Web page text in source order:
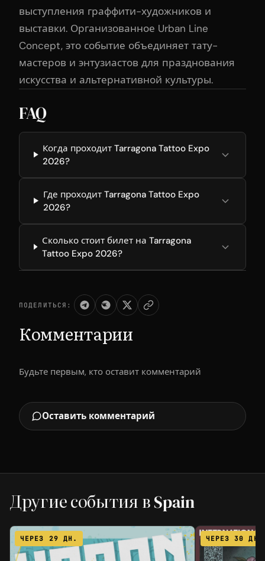
выступления граффити-художников и
выставки. Организованное Urban Line
Concept, это событие объединяет тату-
мастеров и энтузиастов для празднования
искусства и альтернативной культуры.
FAQ
Когда проходит Tarragona Tattoo Expo
2026?
Где проходит Tarragona Tattoo Expo
2026?
Сколько стоит билет на Tarragona
Tattoo Expo 2026?
ПОДЕЛИТЬСЯ:
Комментарии
Будьте первым, кто оставит комментарий
Оставить комментарий
Другие события в Spain
ЧЕРЕЗ 29 ДН. ЧЕРЕЗ 30 ДН.